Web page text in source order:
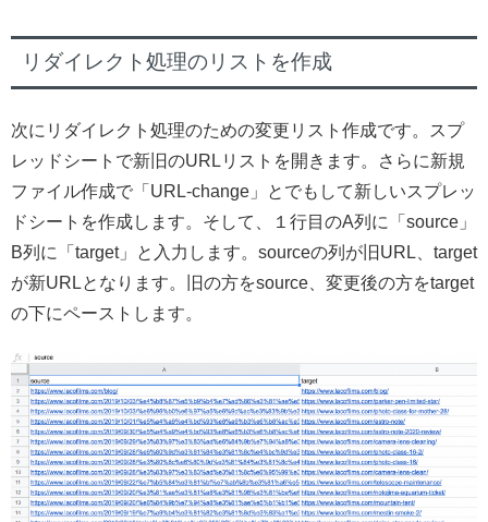
リダイレクト処理のリストを作成
次にリダイレクト処理のための変更リスト作成です。スプ
レッドシートで新旧のURLリストを開きます。さらに新規
ファイル作成で「URL-change」とでもして新しいスプレッ
ドシートを作成します。そして、１行目のA列に「source」
B列に「target」と入力します。sourceの列が旧URL、target
が新URLとなります。旧の方をsource、変更後の方をtarget
の下にペーストします。